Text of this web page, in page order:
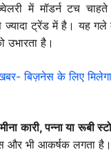
में मॉडर्न टच
ट्रेंड में है। यह गले
उभारता है।
बिज़नेस के लिए
मीना कारी, पन्ना या रूबी
और भी आकर्षक लगता है।